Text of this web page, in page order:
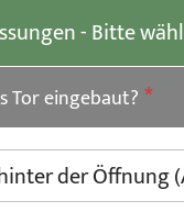
- Bitte
Tor eingebaut?